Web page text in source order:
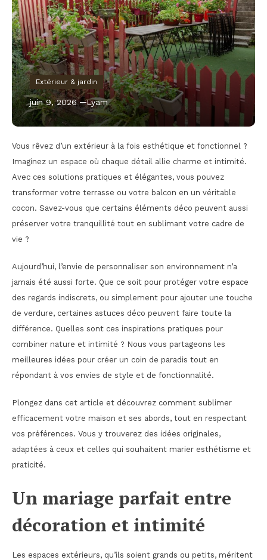
Extérieur & jardin
juin 9, 2026 Lyam
Vous rêvez d’un extérieur à la fois esthétique et fonctionnel ?
Imaginez un espace où chaque détail allie charme et intimité.
Avec ces solutions pratiques et élégantes, vous pouvez
transformer votre terrasse ou votre balcon en un véritable
cocon. Savez-vous que certains éléments déco peuvent aussi
préserver votre tranquillité tout en sublimant votre cadre de
vie ?
Aujourd’hui, l’envie de personnaliser son environnement n’a
jamais été aussi forte. Que ce soit pour protéger votre espace
des regards indiscrets, ou simplement pour ajouter une touche
de verdure, certaines astuces déco peuvent faire toute la
différence. Quelles sont ces inspirations pratiques pour
combiner nature et intimité ? Nous vous partageons les
meilleures idées pour créer un coin de paradis tout en
répondant à vos envies de style et de fonctionnalité.
Plongez dans cet article et découvrez comment sublimer
efficacement votre maison et ses abords, tout en respectant
vos préférences. Vous y trouverez des idées originales,
adaptées à ceux et celles qui souhaitent marier esthétisme et
praticité.
Un mariage parfait entre
décoration et intimité
Les espaces extérieurs, qu’ils soient grands ou petits, méritent